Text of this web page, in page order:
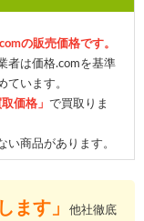
の販売価格です。
者は価格.comを基準
ています。
価格」 で買取りま
商品があります。
ます」
他社徹底